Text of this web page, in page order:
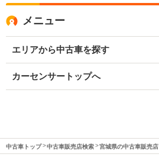
メニュー
エリアから中古車を探す
カーセンサートップへ
中古車トップ 中古車販売店検索 宮城県の中古車販売店